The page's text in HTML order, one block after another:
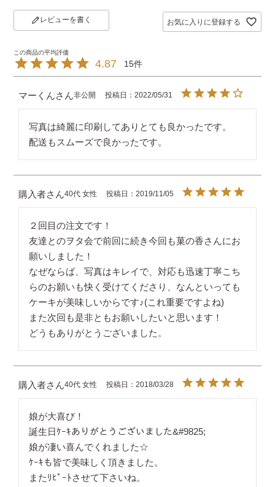
お気に入りに登録する
4.87 15
マーくん 非公開 投稿日 2022/05/31
写真は綺麗に印刷してありとても良かったです。
配送もスムーズで良かったです。
購入者 40代 女性 投稿日 2019/11/05
２回目の注文です！
友達とのヲタ会で前回に続き今回も菓の香さんにお
願いしました！
なぜならば、写真はキレイで、対応も迅速丁寧こち
らのお願いも快く受けてくださり、なんといっても
ケーキが美味しいからです♪(これ重要ですよね)
また次回も是非ともお願いしたいと思います！
どうもありがとうございました。
購入者 40代 女性 投稿日 2018/03/28
娘が大喜び！
誕生日ｹｰｷありがとうございました&#9825;
娘が凄い喜んでくれました☆
ｹｰｷも皆で美味しく頂きました。
またﾘﾋﾟｰﾄさせて下さいね。
レビューを書く